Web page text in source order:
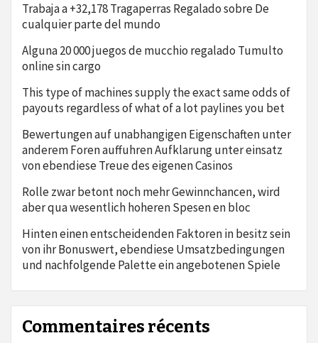
Trabaja a +32,178 Tragaperras Regalado sobre De
cualquier parte del mundo
Alguna 20 000 juegos de mucchio regalado Tumulto
online sin cargo
This type of machines supply the exact same odds of
payouts regardless of what of a lot paylines you bet
Bewertungen auf unabhangigen Eigenschaften unter
anderem Foren auffuhren Aufklarung unter einsatz
von ebendiese Treue des eigenen Casinos
Rolle zwar betont noch mehr Gewinnchancen, wird
aber qua wesentlich hoheren Spesen en bloc
Hinten einen entscheidenden Faktoren in besitz sein
von ihr Bonuswert, ebendiese Umsatzbedingungen
und nachfolgende Palette ein angebotenen Spiele
Commentaires récents